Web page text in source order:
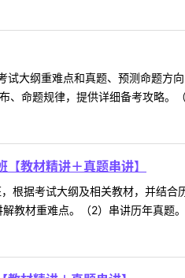
大纲重难点和真题、预测命题方
命题规律，提供详细备考攻略。
教材精讲＋真题串讲】
据考试大纲及相关教材，并结合
教材重难点。（2）串讲历年真题